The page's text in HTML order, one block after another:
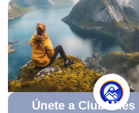
Únete a ClubMiles